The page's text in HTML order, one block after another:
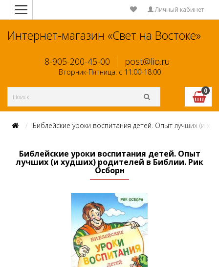
Личный кабинет
Интернет-магазин «Свет на Востоке»
8-905-200-45-00 post@lio.ru
Вторник-Пятница: с 11:00-18:00
0
Библейские уроки воспитания детей. Опыт лучших (и
Библейские уроки воспитания детей. Опыт
лучших (и худших) родителей в Библии. Рик
Осборн